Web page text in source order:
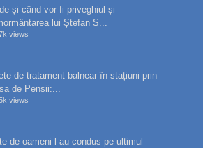
și când vor fi priveghiul și
lui Ștefan S...
views
de tratament balnear în stațiuni prin
de Pensii:...
views
de oameni l-au condus pe ultimul